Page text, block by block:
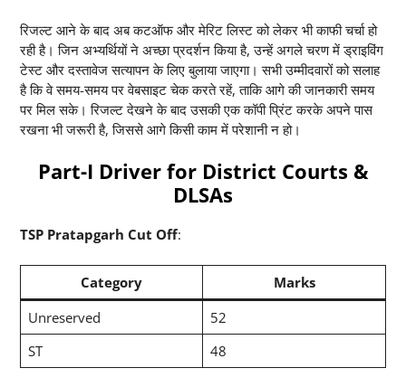
रिजल्ट आने के बाद अब कटऑफ और मेरिट लिस्ट को लेकर भी काफी चर्चा हो
रही है। जिन अभ्यर्थियों ने अच्छा प्रदर्शन किया है, उन्हें अगले चरण में ड्राइविंग
टेस्ट और दस्तावेज सत्यापन के लिए बुलाया जाएगा। सभी उम्मीदवारों को सलाह
है कि वे समय-समय पर वेबसाइट चेक करते रहें, ताकि आगे की जानकारी समय
पर मिल सके। रिजल्ट देखने के बाद उसकी एक कॉपी प्रिंट करके अपने पास
रखना भी जरूरी है, जिससे आगे किसी काम में परेशानी न हो।
Part-I Driver for District Courts &
DLSAs
TSP Pratapgarh Cut Off:
Category
Marks
Unreserved
52
ST
48